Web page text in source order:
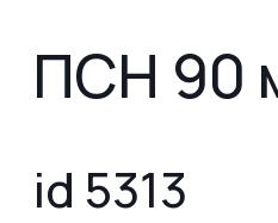
ПСН 90
id 5313